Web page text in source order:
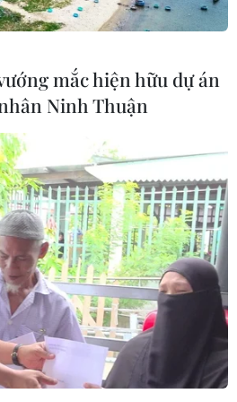
Báo động cận thị học
đường khi nhiều trẻ giảm
thị lực từ rất sớm
01/08/2026 09:31
Gia Lai xác thực 99,8% dữ
mắc hiện hữu dự án
Ninh Thuận